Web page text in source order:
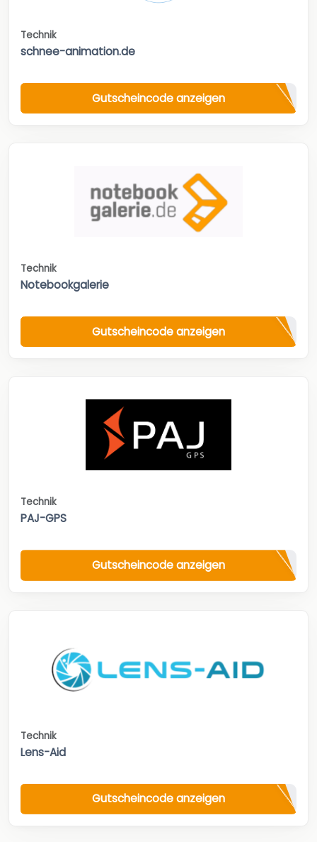
Technik
schnee-animation.de
Gutscheincode anzeigen
Technik
Notebookgalerie
Gutscheincode anzeigen
Technik
PAJ-GPS
Gutscheincode anzeigen
Technik
Lens-Aid
Gutscheincode anzeigen